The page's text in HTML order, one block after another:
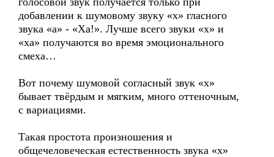
добавлении к шумовому звуку «х» гласного
звука «а» - «Ха!». Лучше всего звуки «х» и
«ха» получаются во время эмоционального
смеха…
Вот почему шумовой согласный звук «х»
бывает твёрдым и мягким, много оттеночным,
с вариациями.
Такая простота произношения и
общечеловеческая естественность звука «х»